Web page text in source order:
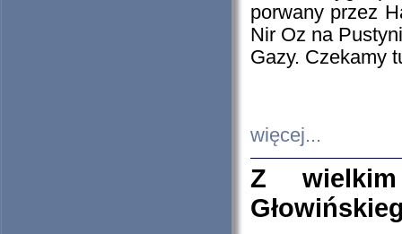
porwany przez
Nir Oz na
Gazy. Czekamy
więcej...
Z